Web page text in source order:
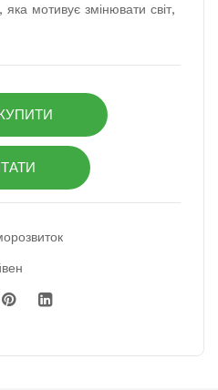
юлі
тво
яка мотивує змінювати світ,